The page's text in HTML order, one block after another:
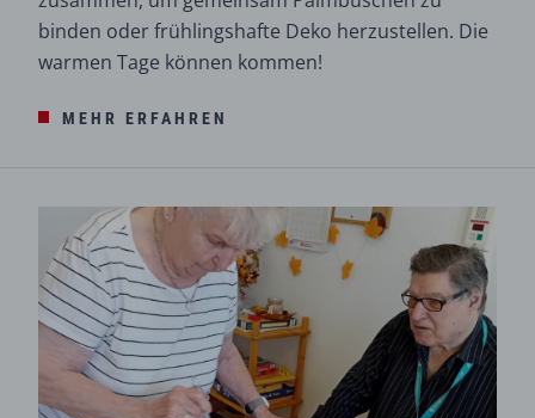
binden oder frühlingshafte Deko herzustellen. Die
warmen Tage können kommen!
MEHR ERFAHREN